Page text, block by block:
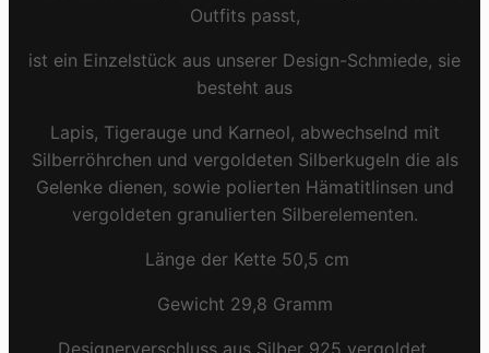
Outfits passt,
ist ein Einzelstück aus unserer Design-Schmiede, sie
besteht aus
Lapis, Tigerauge und Karneol, abwechselnd mit
Silberröhrchen und vergoldeten Silberkugeln die als
Gelenke dienen, sowie polierten Hämatitlinsen und
vergoldeten granulierten Silberelementen.
Länge der Kette 50,5 cm
Gewicht 29,8 Gramm
Designerverschluss aus Silber 925 vergoldet.